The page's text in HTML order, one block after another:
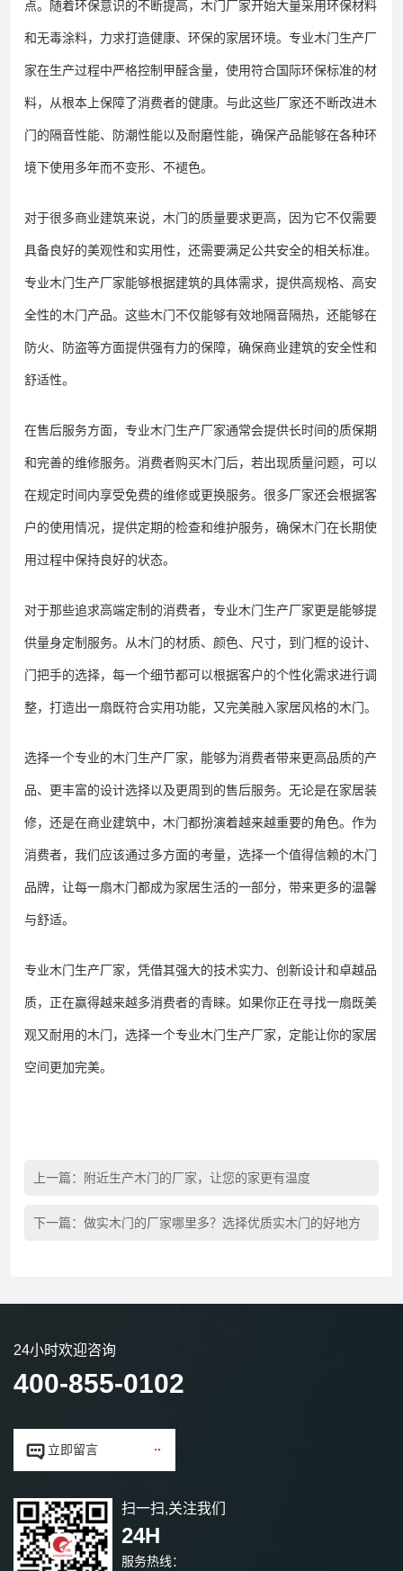
点。随着环保意识的不断提高，木门厂家开始大量采用环保材料
和无毒涂料，力求打造健康、环保的家居环境。专业木门生产厂
家在生产过程中严格控制甲醛含量，使用符合国际环保标准的材
料，从根本上保障了消费者的健康。与此这些厂家还不断改进木
门的隔音性能、防潮性能以及耐磨性能，确保产品能够在各种环
境下使用多年而不变形、不褪色。
对于很多商业建筑来说，木门的质量要求更高，因为它不仅需要
具备良好的美观性和实用性，还需要满足公共安全的相关标准。
专业木门生产厂家能够根据建筑的具体需求，提供高规格、高安
全性的木门产品。这些木门不仅能够有效地隔音隔热，还能够在
防火、防盗等方面提供强有力的保障，确保商业建筑的安全性和
舒适性。
在售后服务方面，专业木门生产厂家通常会提供长时间的质保期
和完善的维修服务。消费者购买木门后，若出现质量问题，可以
在规定时间内享受免费的维修或更换服务。很多厂家还会根据客
户的使用情况，提供定期的检查和维护服务，确保木门在长期使
用过程中保持良好的状态。
对于那些追求高端定制的消费者，专业木门生产厂家更是能够提
供量身定制服务。从木门的材质、颜色、尺寸，到门框的设计、
门把手的选择，每一个细节都可以根据客户的个性化需求进行调
整，打造出一扇既符合实用功能，又完美融入家居风格的木门。
选择一个专业的木门生产厂家，能够为消费者带来更高品质的产
品、更丰富的设计选择以及更周到的售后服务。无论是在家居装
修，还是在商业建筑中，木门都扮演着越来越重要的角色。作为
消费者，我们应该通过多方面的考量，选择一个值得信赖的木门
品牌，让每一扇木门都成为家居生活的一部分，带来更多的温馨
与舒适。
专业木门生产厂家，凭借其强大的技术实力、创新设计和卓越品
质，正在赢得越来越多消费者的青睐。如果你正在寻找一扇既美
观又耐用的木门，选择一个专业木门生产厂家，定能让你的家居
空间更加完美。
上一篇： 附近生产木门的厂家，让您的家更有温度
下一篇： 做实木门的厂家哪里多？选择优质实木门的好地方
24小时欢迎咨询
400-855-0102
 立即留言
扫一扫,关注我们
24H
服务热线：